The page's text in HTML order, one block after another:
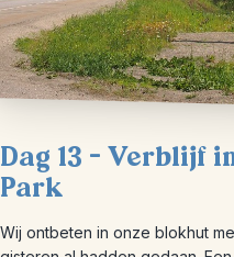
Dag 13 – Verblijf
Park
Wij ontbeten in onze blokhut